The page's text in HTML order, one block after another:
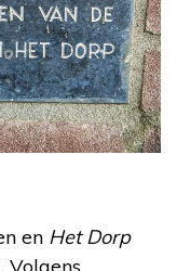
en Het Dorp
Volgens